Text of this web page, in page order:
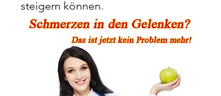
steigern können.